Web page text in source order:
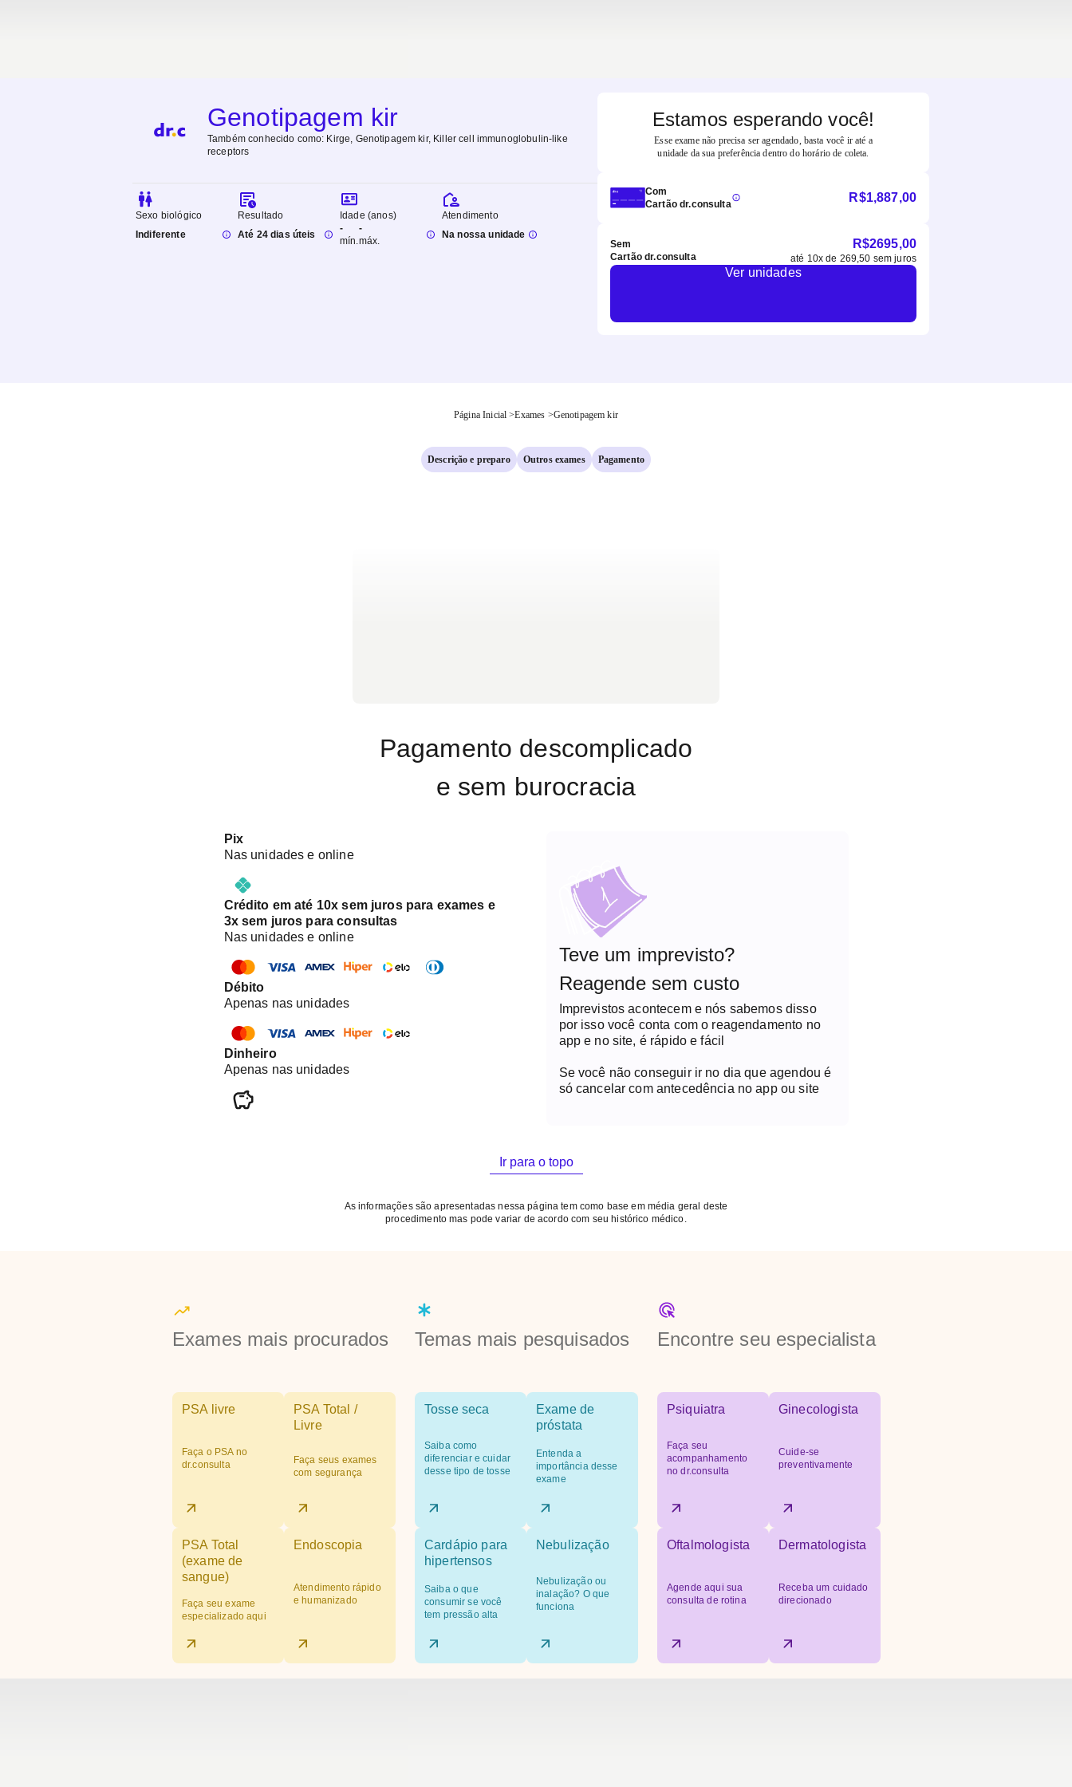
Genotipagem kir
Também conhecido como: Kirge, Genotipagem kir, Killer cell immunoglobulin-like
receptors
Sexo biológico
Indiferente
Resultado
Até 24 dias úteis
Idade (anos)
-
mín.
-
máx.
Atendimento
Na nossa unidade
Estamos esperando você!
Esse exame não precisa ser agendado, basta você ir até a
unidade da sua preferência dentro do horário de coleta.
Com
Cartão dr.consulta
R$1,887,00
Sem
Cartão dr.consulta
R$2695,00
até 10x de 269,50 sem juros
Ver unidades
Página Inicial >Exames >Genotipagem kir
Descrição e preparo Outros exames Pagamento
Pagamento descomplicado
e sem burocracia
Pix
Nas unidades e online
Crédito em até 10x sem juros para exames e
3x sem juros para consultas
Nas unidades e online
Débito
Apenas nas unidades
Dinheiro
Apenas nas unidades
Teve um imprevisto?
Reagende sem custo
Imprevistos acontecem e nós sabemos disso
por isso você conta com o reagendamento no
app e no site, é rápido e fácil
Se você não conseguir ir no dia que agendou é
só cancelar com antecedência no app ou site
Ir para o topo
As informações são apresentadas nessa página tem como base em média geral deste
procedimento mas pode variar de acordo com seu histórico médico.
Exames mais procurados
PSA livre
Faça o PSA no
dr.consulta
PSA Total /
Livre
Faça seus exames
com segurança
PSA Total
(exame de
sangue)
Faça seu exame
especializado aqui
Endoscopia
Atendimento rápido
e humanizado
Temas mais pesquisados
Tosse seca
Saiba como
diferenciar e cuidar
desse tipo de tosse
Exame de
próstata
Entenda a
importância desse
exame
Cardápio para
hipertensos
Saiba o que
consumir se você
tem pressão alta
Nebulização
Nebulização ou
inalação? O que
funciona
Encontre seu especialista
Psiquiatra
Faça seu
acompanhamento
no dr.consulta
Ginecologista
Cuide-se
preventivamente
Oftalmologista
Agende aqui sua
consulta de rotina
Dermatologista
Receba um cuidado
direcionado